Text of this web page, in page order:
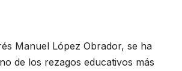
Manuel López Obrador, se ha
de los rezagos educativos más